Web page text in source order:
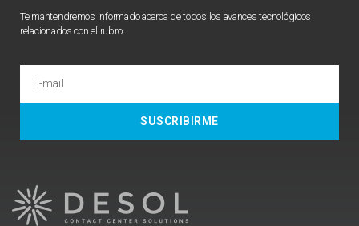
Te mantendremos informado acerca de todos los avances tecnológicos
relacionados con el rubro.
SUSCRIBIRME